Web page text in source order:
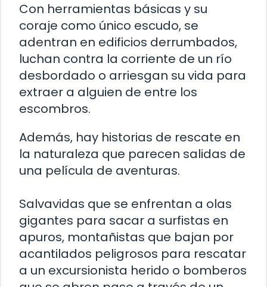
Con herramientas básicas y su
coraje como único escudo, se
adentran en edificios derrumbados,
luchan contra la corriente de un río
desbordado o arriesgan su vida para
extraer a alguien de entre los
escombros.
Además, hay historias de rescate en
la naturaleza que parecen salidas de
una película de aventuras.
Salvavidas que se enfrentan a olas
gigantes para sacar a surfistas en
apuros, montañistas que bajan por
acantilados peligrosos para rescatar
a un excursionista herido o bomberos